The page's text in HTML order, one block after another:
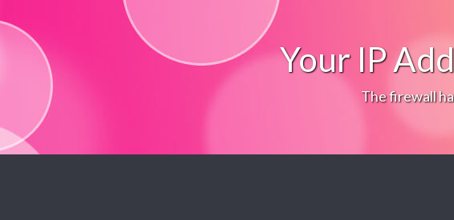
Your IP
The firewall